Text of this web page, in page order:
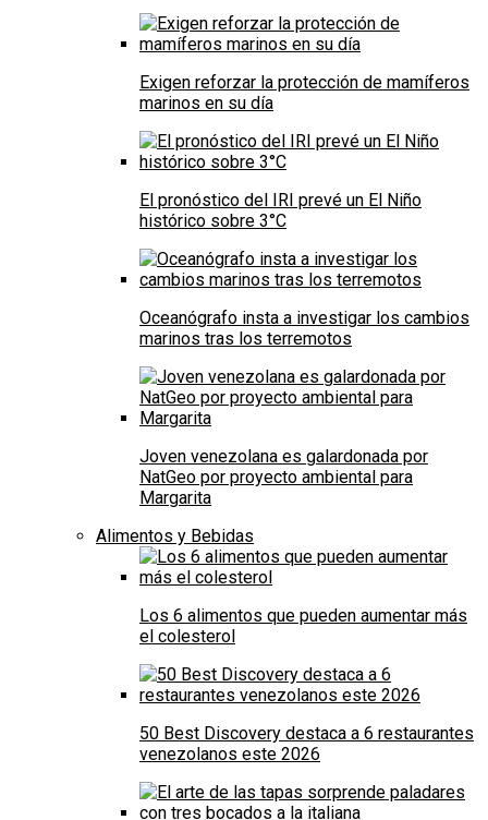
Exigen reforzar la protección de mamíferos
marinos en su día
El pronóstico del IRI prevé un El Niño
histórico sobre 3°C
Oceanógrafo insta a investigar los cambios
marinos tras los terremotos
Joven venezolana es galardonada por
NatGeo por proyecto ambiental para
Margarita
Alimentos y Bebidas
Los 6 alimentos que pueden aumentar más
el colesterol
50 Best Discovery destaca a 6 restaurantes
venezolanos este 2026